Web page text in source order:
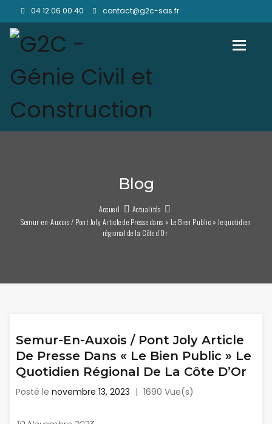
04 12 06 00 40 contact@g2c-sas.fr
Blog
Accueil
Actualités
Semur-en-Auxois / Pont Joly Article de Presse dans « Le Bien Public » le quotidien
régional de la Côte d’Or
Semur-En-Auxois / Pont Joly Article
De Presse Dans « Le Bien Public » Le
Quotidien Régional De La Côte D’Or
Posté le novembre 13, 2023 | 1690 Vue(s)